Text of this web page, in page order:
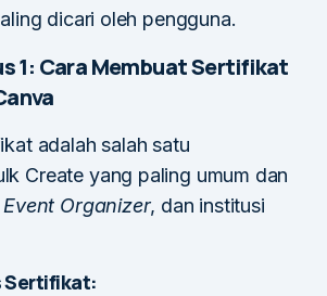
dicari oleh pengguna.
1: Cara Membuat Sertifikat
adalah salah satu
Create yang paling umum dan
Event Organizer, dan institusi
Sertifikat: